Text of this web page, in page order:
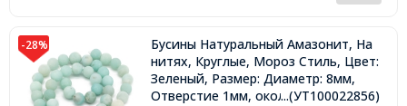
-28%
Бусины Натуральный Амазонит, На
нитях, Круглые, Мороз Стиль, Цвет:
Зеленый, Размер: Диаметр: 8мм,
Отверстие 1мм, около 44шт/38см/
...(УТ100022856)